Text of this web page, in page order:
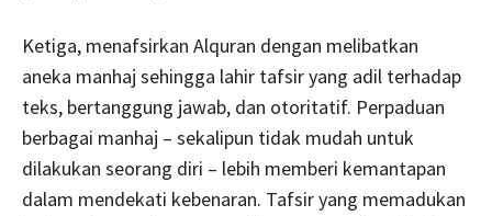
Ketiga, menafsirkan Alquran dengan melibatkan
aneka manhaj sehingga lahir tafsir yang adil terhadap
teks, bertanggung jawab, dan otoritatif. Perpaduan
berbagai manhaj – sekalipun tidak mudah untuk
dilakukan seorang diri – lebih memberi kemantapan
dalam mendekati kebenaran. Tafsir yang memadukan